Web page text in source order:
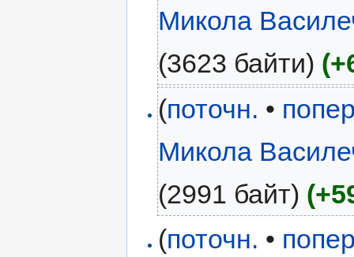
Микола
(3623 байти)
(поточн. •
Микола
(2991 байт)
(поточн. •